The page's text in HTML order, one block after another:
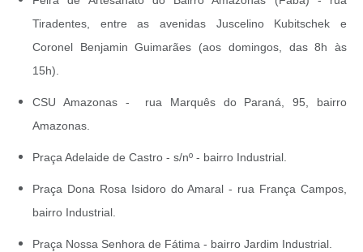
Tiradentes, entre as avenidas Juscelino Kubitschek e
Coronel Benjamin Guimarães (aos domingos, das 8h às
15h).
CSU Amazonas - rua Marquês do Paraná, 95, bairro
Amazonas.
Praça Adelaide de Castro - s/nº - bairro Industrial.
Praça Dona Rosa Isidoro do Amaral - rua França Campos,
bairro Industrial.
Praça Nossa Senhora de Fátima - bairro Jardim Industrial.